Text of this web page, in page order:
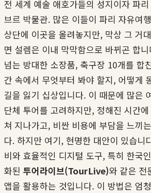
전 세계 예술 애호가들의 성지이자 파
브르 박물관. 많은 이들이 파리 자유여
상단에 이곳을 올려놓지만, 막상 그 거
면 설렘은 이내 막막함으로 바뀌곤 합
넘는 방대한 소장품, 축구장 10개를 합
간 속에서 무엇부터 봐야 할지, 어떻게
길을 잃기 십상입니다. 이 때문에 많은
단체 투어를 고려하지만, 정해진 시간
쳐 지나가고, 비싼 비용에 부담을 느끼
다. 하지만 여기, 현명한 대안이 있습니
비와 효율적인 디지털 도구, 특히 한국
화된 투어라이브(TourLive)와 같은 전
앱을 활용하는 것입니다. 이 방법은 엄